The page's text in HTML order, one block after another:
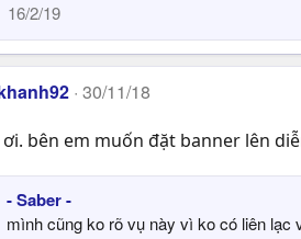
16/2/19
30/11/18
ơi. bên em muốn đặt banner lên
- Saber -
mình cũng ko rõ vụ này vì ko có liên lạc